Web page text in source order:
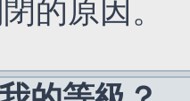
的原因。